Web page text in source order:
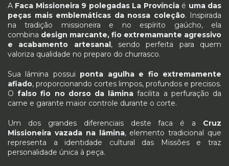
A Faca Missioneira 9 polegadas La Provínciaé uma das
peças mais emblemáticas da nossa coleção. Inspirada
na tradição missioneira e no espírito gaúcho, ela
combina design marcante, fio extremamante agressivo
e acabamento artesanal, sendo perfeita para quem
valoriza qualidade no preparo do churrasco.
Sua lâmina possui ponta agulha e fio extremamente
afiado, proporcionando cortes limpos, profundos e precisos.
Ofalso fio no dorso da lâmina facilita a perfuração da
carne e garante maior controle durante o corte.
Um dos grandes diferenciais deste faca é a Cruz
Missioneira vazada na lâmina, elemento tradicional que
representa a identidade cultural das Missões e traz
personalidade única à peça.